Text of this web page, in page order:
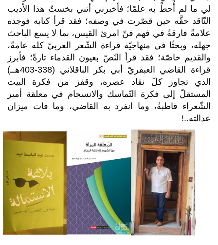
لي ما لم أُحطْ به علمًا؛ فأخبرني أنني بخستُ هذا الأديب
النّاقد حقَّه حين قصّرت في وصفه؛ فقد قرأ كتابه فوجده
علامةً فارقةً في فهم فنّ امرئ القيس، بما لا يسع الباحث
جهله، وبحثًا في منهاجيّة قراءة الشّعر العربيّ كله عامةً،
والقديم خاصّة؛ فقد قرأ النّصّ بعيون القدماء تارةً؛ فأبرز
قراءة القاضي العبقريّ أبي بكر الباقلاني (338-403هــ)
الذي تجاوز كلّ نقاد عصره، وقفز من فكرة البيت
المستقلّ إلى فكرة التّماسك والانسجام في معلقة أمير
الشّعراء قاطبةً، وما انفرد به القاضي، وما فات ميزان
عدالته..
!